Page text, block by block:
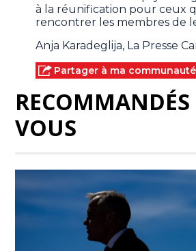
à la réunification pour ceux
rencontrer les membres de
Anja Karadeglija, La Presse
Partager à ma communauté
VOUS